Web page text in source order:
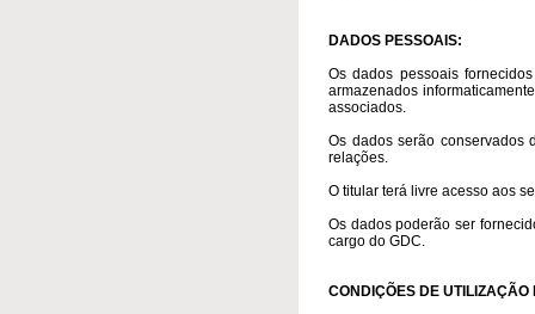
DADOS PESSOAIS:
Os dados pessoais
armazenados
associados.
Os dados serão conservados
relações.
O titular terá livre acesso aos
Os dados poderão ser
cargo do GDC.
CONDIÇÕES DE UTILIZAÇÃO